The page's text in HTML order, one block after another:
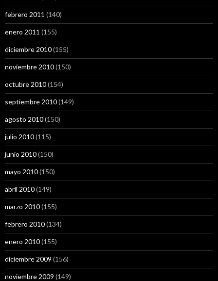
febrero 2011 (140)
enero 2011 (155)
diciembre 2010(155)
noviembre 2010(150)
octubre 2010(154)
septiembre 2010(149)
agosto 2010(150)
julio 2010(115)
junio 2010(150)
mayo 2010(150)
abril 2010(149)
marzo 2010(155)
febrero 2010(134)
enero 2010(155)
diciembre 2009 (156)
noviembre 2009 (149)